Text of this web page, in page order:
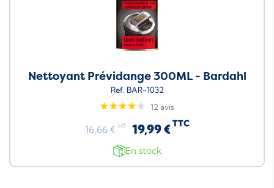
Nettoyant Prévidange 300ML - Bardahl
Ref. BAR-1032
12 avis
16,66 € HT 19,99 € TTC
En stock